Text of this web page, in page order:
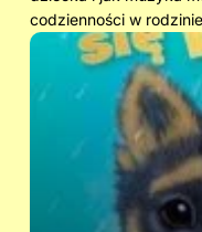
codzienności w